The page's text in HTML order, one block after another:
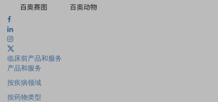
临床前产品和服务
产品和服务
按疾病领域
按药物类型